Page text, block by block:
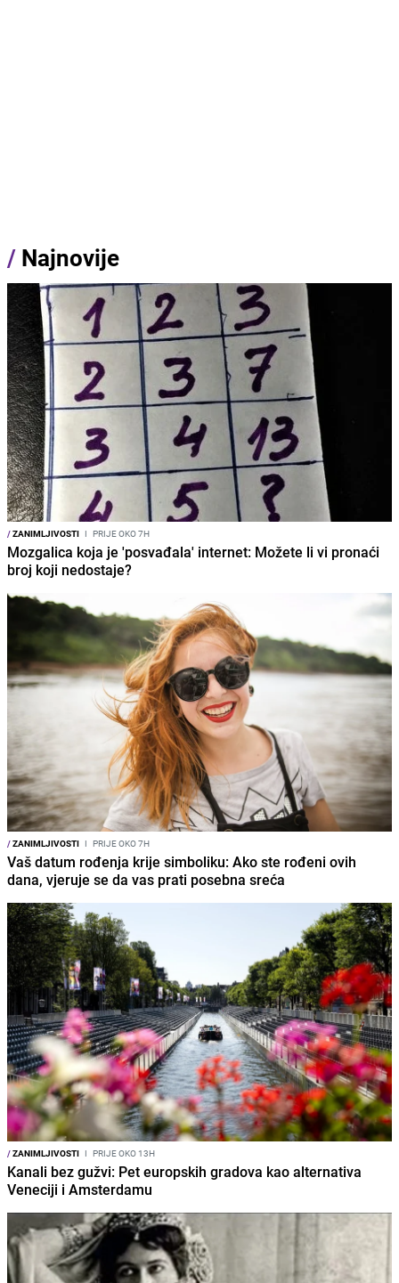
/ Najnovije
/ZANIMLJIVOSTI I PRIJE OKO 7H
Mozgalica koja je 'posvađala' internet: Možete li vi pronaći
broj koji nedostaje?
/ZANIMLJIVOSTI I PRIJE OKO 7H
Vaš datum rođenja krije simboliku: Ako ste rođeni ovih
dana, vjeruje se da vas prati posebna sreća
/ZANIMLJIVOSTI I PRIJE OKO 13H
Kanali bez gužvi: Pet europskih gradova kao alternativa
Veneciji i Amsterdamu